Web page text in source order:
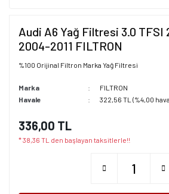
Audi A6 Yağ Filtresi 3.0 TFSI
2004-2011 FILTRON
%100 Orijinal Filtron Marka Yağ Filtresi
Marka
FILTRON
Havale
322,56 TL (%4,00
336,00 TL
* 38,36 TL den başlayan taksitlerle!!